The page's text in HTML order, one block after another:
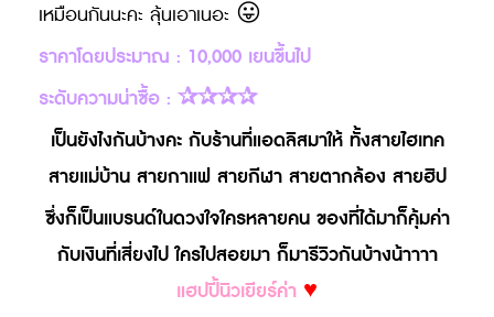
เหมือนกันนะคะ ลุ้นเอาเนอะ 😛
ราคาโดยประมาณ : 10,000 เยนขึ้นไป
ระดับความน่าซื้อ : ✰✰✰✰
เป็นยังไงกันบ้างคะ กับร้านที่แอดลิสมาให้ ทั้งสายไฮเทค
สายแม่บ้าน สายกาแฟ สายกีฬา สายตากล้อง สายฮิป
ซึ่งก็เป็นแบรนด์ในดวงใจใครหลายคน ของที่ได้มาก็คุ้มค่า
กับเงินที่เสี่ยงไป ใครไปสอยมา ก็มารีวิวกันบ้างน้าาาา
แฮปปี้นิวเยียร์ค่า ♥